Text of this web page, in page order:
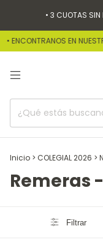
• 3 CUOTAS SIN
ENCONTRANOS EN
Inicio > COLEGIAL 2026 >
Remeras
Filtrar